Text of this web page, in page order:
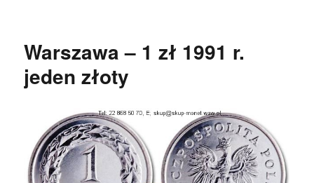
Warszawa – 1 zł 1991 r.
jeden złoty